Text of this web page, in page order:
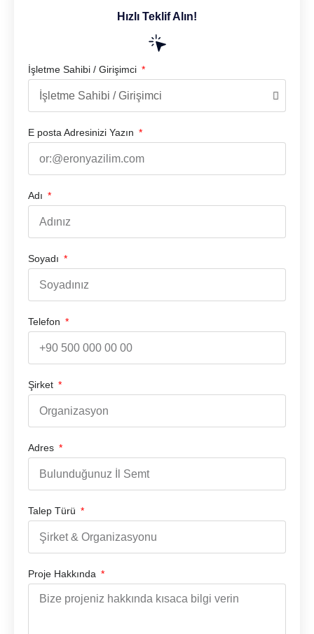
Hızlı Teklif Alın!
İşletme Sahibi / Girişimci
E posta Adresinizi Yazın
Adı
Soyadı
Telefon
Şirket
Adres
Talep Türü
Proje Hakkında